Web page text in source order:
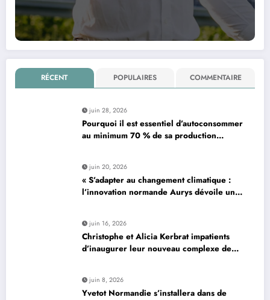
RÉCENT POPULAIRES COMMENTAIRE
juin 28, 2026
Pourquoi il est essentiel d’autoconsommer
au minimum 70 % de sa production
juin 20, 2026
« S’adapter au changement climatique :
l’innovation normande Aurys dévoile un
juin 16, 2026
Christophe et Alicia Kerbrat impatients
d’inaugurer leur nouveau complexe de
juin 8, 2026
Yvetot Normandie s’installera dans de